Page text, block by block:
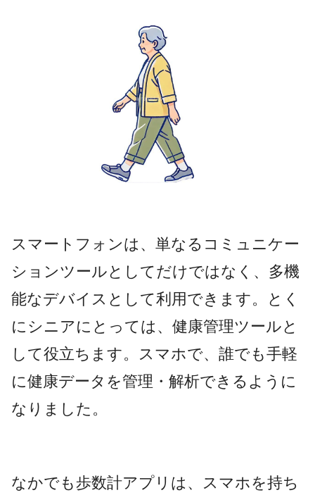
スマートフォンは、単なるコミュニケー
ションツールとしてだけではなく、多機
能なデバイスとして利用できます。とく
にシニアにとっては、健康管理ツールと
して役立ちます。スマホで、誰でも手軽
に健康データを管理・解析できるように
なりました。
なかでも歩数計アプリは、スマホを持ち